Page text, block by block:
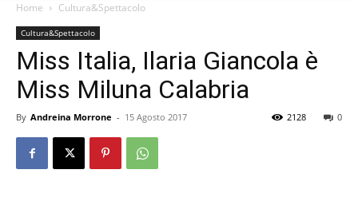
Home Cultura&Spettacolo
Cultura&Spettacolo
Miss Italia, Ilaria Giancola è
Miss Miluna Calabria
By Andreina Morrone - 15 Agosto 2017 0
2128